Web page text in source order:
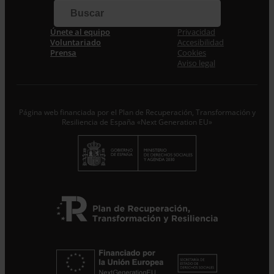
Acepto laPolítica de Privacidad*
Desde ENTRECULTURAS FE Y ALEGRÍA ESPAÑA
trataremos los datos aportados en calidad de
Responsable del tratamiento con la finalidad de…Seguir
Únete al equipo
Voluntariado
Prensa
Privacidad
Accesibilidad
Cookies
Aviso legal
Página web financiada por el Plan de Recuperación, Transformación y
Resiliencia de España «Next Generation EU»